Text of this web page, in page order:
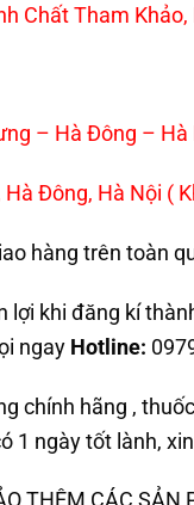
Chất Tham
– Hà Đông – Hà
Đông, Hà Nội (
hàng trên toàn
lợi khi đăng kí
ngay Hotline:
chính hãng ,
1 ngày tốt lành,